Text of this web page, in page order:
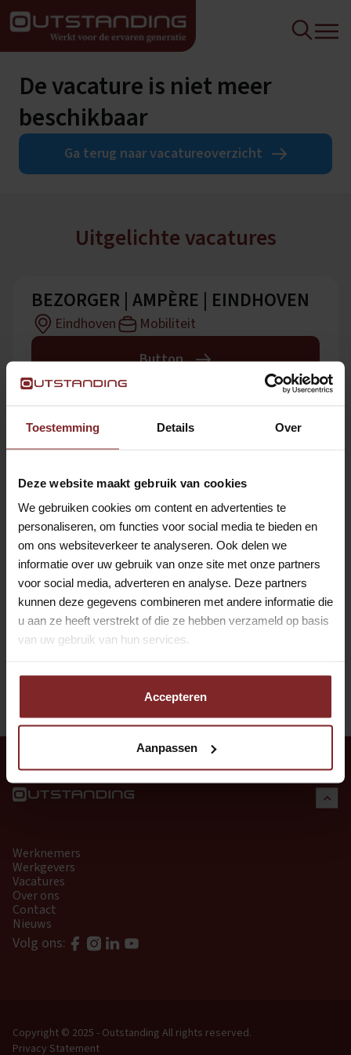
Toestemming Details Over
Deze website maakt gebruik van cookies
We gebruiken cookies om content en advertenties te
personaliseren, om functies voor social media te bieden en
om ons websiteverkeer te analyseren. Ook delen we
informatie over uw gebruik van onze site met onze partners
voor social media, adverteren en analyse. Deze partners
kunnen deze gegevens combineren met andere informatie die
u aan ze heeft verstrekt of die ze hebben verzameld op basis
van uw gebruik van hun services.
Accepteren
Aanpassen
De vacature is niet meer
beschikbaar
Ga terug naar vacatureoverzicht
Uitgelichte vacatures
BEZORGER | AMPÈRE | EINDHOVEN
Eindhoven
Mobiliteit
Button
BODE / FACILITAIR MEDEWERKER |
LELYSTAD | VOOR DE ERVAREN
Lelystad
Hospitality
Button
CATERINGKOERIER LOOF
AMSTERDAM
Weesp
Hospitality
Werknemers
Werkgevers
Vacatures
Over ons
Contact
Nieuws
Volg ons:
Copyright © 2025 - Outstanding All rights reserved.
Privacy Statement